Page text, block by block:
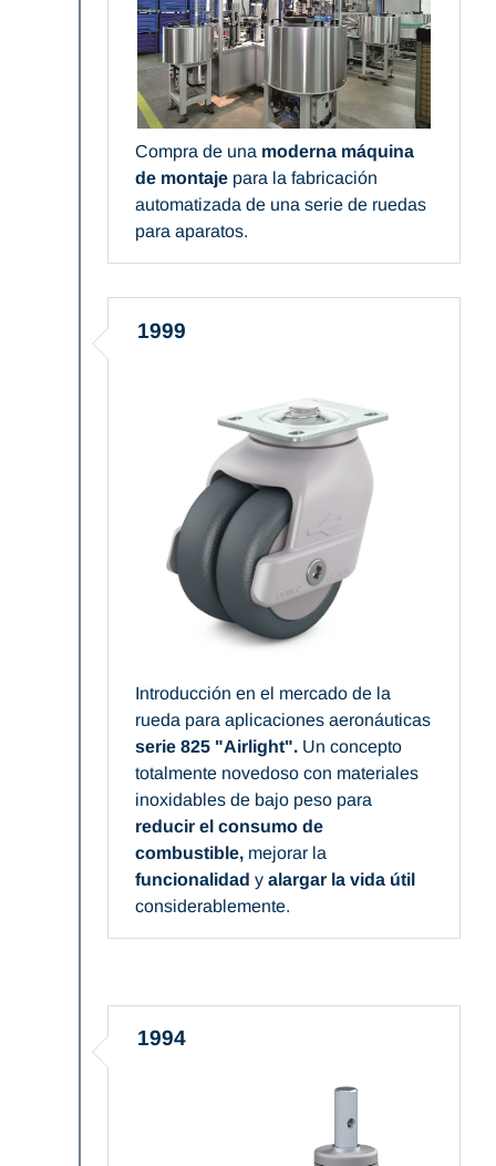
Compra de una moderna máquina
de montaje para la fabricación
automatizada de una serie de ruedas
para aparatos.
1999
Introducción en el mercado de la
rueda para aplicaciones aeronáuticas
serie 825 "Airlight". Un concepto
totalmente novedoso con materiales
inoxidables de bajo peso para
reducir el consumo de
combustible, mejorar la
funcionalidad y alargar la vida útil
considerablemente.
1994